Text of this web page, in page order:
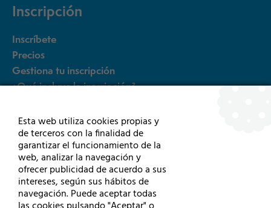
Inscripción
Inscríbete
Precios
Gestiona tu inscripción
¿Qué incluye la inscripción?
Otras pruebas
5k
15K Rollers
15K Sillas de ruedas y HandBikes
Esta web utiliza cookies propias y
de terceros con la finalidad de
garantizar el funcionamiento de la
web, analizar la navegación y
ofrecer publicidad de acuerdo a sus
intereses, según sus hábitos de
navegación. Puede aceptar todas